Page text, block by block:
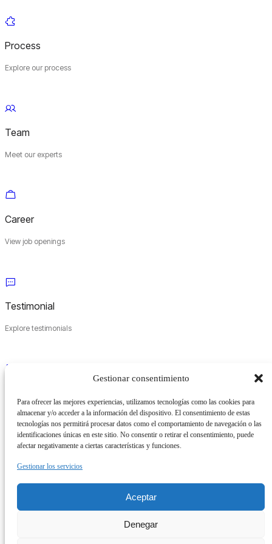
Gestionar consentimiento
Para ofrecer las mejores experiencias, utilizamos tecnologías como las cookies para
almacenar y/o acceder a la información del dispositivo. El consentimiento de estas
tecnologías nos permitirá procesar datos como el comportamiento de navegación o las
identificaciones únicas en este sitio. No consentir o retirar el consentimiento, puede
afectar negativamente a ciertas características y funciones.
Gestionar los servicios
Aceptar
Denegar
Process
Explore our process
Team
Meet our experts
Career
View job openings
Testimonial
Explore testimonials
Plan, track, and deliver